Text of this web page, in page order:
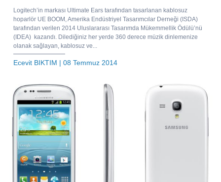
Logitech’in markası Ultimate Ears tarafından tasarlanan kablosuz
hoparlör UE BOOM, Amerika Endüstriyel Tasarımcılar Derneği (ISDA)
tarafından verilen 2014 Uluslararası Tasarımda Mükemmellik Ödülü’nü
(IDEA) kazandı. Dilediğiniz her yerde 360 derece müzik dinlemenize
olanak sağlayan, kablosuz ve...
Ecevit BIKTIM | 08 Temmuz 2014